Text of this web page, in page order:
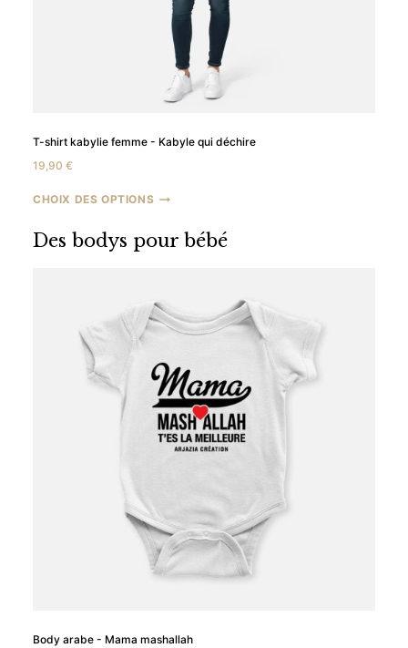
T-shirt kabylie femme - Kabyle qui déchire
19,90 €
CHOIX DES OPTIONS
Des bodys pour bébé
Body arabe - Mama mashallah